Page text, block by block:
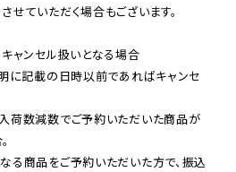
せていただく場合もございます。
ャンセル扱いとなる場合
に記載の日時以前であればキャンセ
荷数減数でご予約いただいた商品が
る商品をご予約いただいた方で、振込